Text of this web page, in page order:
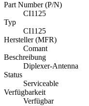
Part Number (P/N)
CI1125
Typ
CI1125
Hersteller (MFR)
Comant
Beschreibung
Diplexer-Antenna
Status
Serviceable
Verfügbarkeit
Verfügbar